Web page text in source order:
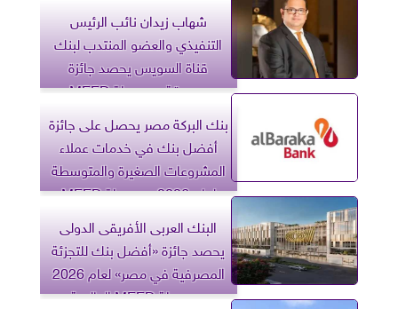
شهاب زيدان نائب الرئيس
التنفيذي والعضو المنتدب لبنك
قناة السويس يحصد جائزة
مرموقة من مجلة MEED
بنك البركة مصر يحصل على جائزة
أفضل بنك في خدمات عملاء
المشروعات الصغيرة والمتوسطة
لعام 2026 من مجلة MEED
العالمية
البنك العربى الأفريقى الدولى
يحصد جائزة «أفضل بنك للتجزئة
المصرفية في مصر» لعام 2026
من مجلة MEED العالمية